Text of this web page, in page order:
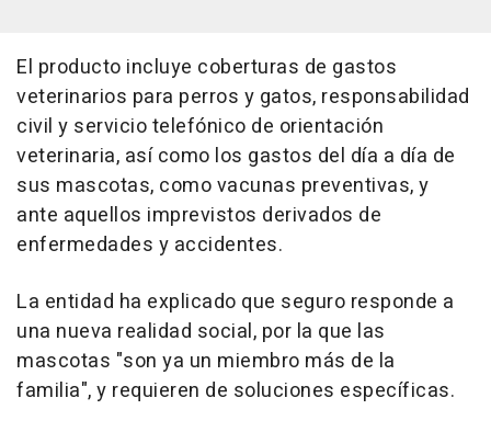
El producto incluye coberturas de gastos
veterinarios para perros y gatos, responsabilidad
civil y servicio telefónico de orientación
veterinaria, así como los gastos del día a día de
sus mascotas, como vacunas preventivas, y
ante aquellos imprevistos derivados de
enfermedades y accidentes.
La entidad ha explicado que seguro responde a
una nueva realidad social, por la que las
mascotas "son ya un miembro más de la
familia", y requieren de soluciones específicas.